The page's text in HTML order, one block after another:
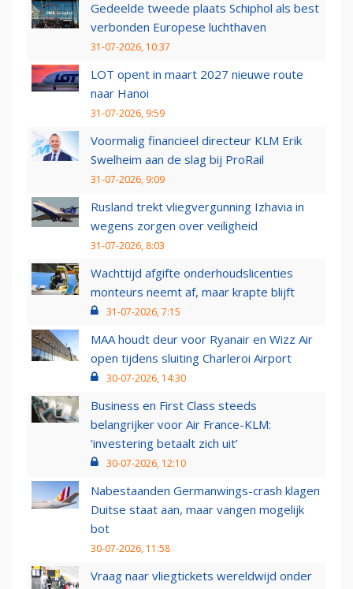
Gedeelde tweede plaats Schiphol als best
verbonden Europese luchthaven
31-07-2026, 10:37
LOT opent in maart 2027 nieuwe route
naar Hanoi
31-07-2026, 9:59
Voormalig financieel directeur KLM Erik
Swelheim aan de slag bij ProRail
31-07-2026, 9:09
Rusland trekt vliegvergunning Izhavia in
wegens zorgen over veiligheid
31-07-2026, 8:03
Wachttijd afgifte onderhoudslicenties
monteurs neemt af, maar krapte blijft
31-07-2026, 7:15
MAA houdt deur voor Ryanair en Wizz Air
open tijdens sluiting Charleroi Airport
30-07-2026, 14:30
Business en First Class steeds
belangrijker voor Air France-KLM:
‘investering betaalt zich uit’
30-07-2026, 12:10
Nabestaanden Germanwings-crash klagen
Duitse staat aan, maar vangen mogelijk
bot
30-07-2026, 11:58
Vraag naar vliegtickets wereldwijd onder